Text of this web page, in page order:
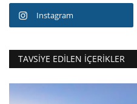
Instagram
TAVSIYE EDILEN İÇERIKLER